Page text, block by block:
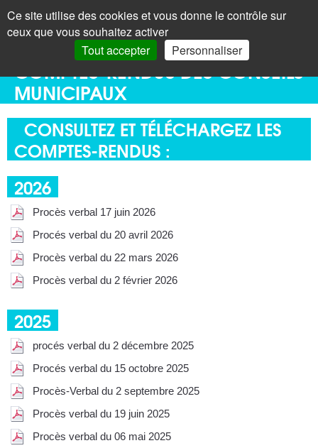
< Menu
LAROQUE
DES ALBÈRES
COMPTES-RENDUS DES CONSEILS
MUNICIPAUX
CONSULTEZ ET TÉLÉCHARGEZ LES
COMPTES-RENDUS :
2026
Procès verbal 17 juin 2026
Procés verbal du 20 avril 2026
Procès verbal du 22 mars 2026
Procès verbal du 2 février 2026
2025
procés verbal du 2 décembre 2025
Procés verbal du 15 octobre 2025
Procès-Verbal du 2 septembre 2025
Procès verbal du 19 juin 2025
Procès verbal du 06 mai 2025
Ce site utilise des cookies et vous donne le contrôle sur
ceux que vous souhaitez activer
Tout accepter
Personnaliser